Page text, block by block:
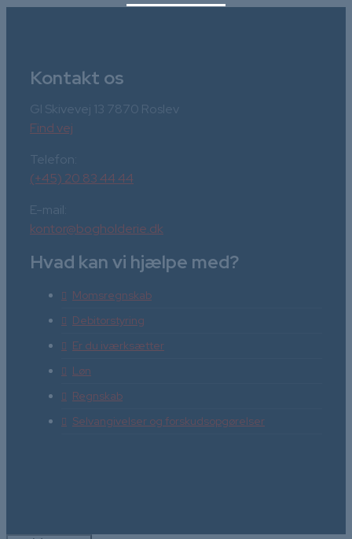
Kontakt os
Gl Skivevej 13 7870 Roslev
Find vej
Telefon:
(+45) 20 83 44 44
E-mail:
kontor@bogholderie.dk
Hvad kan vi hjælpe med?
Momsregnskab
Debitorstyring
Er du iværksætter
Løn
Regnskab
Selvangivelser og forskudsopgørelser